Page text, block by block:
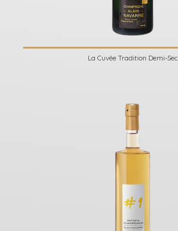
La Cuvée Tradition Demi-Sec